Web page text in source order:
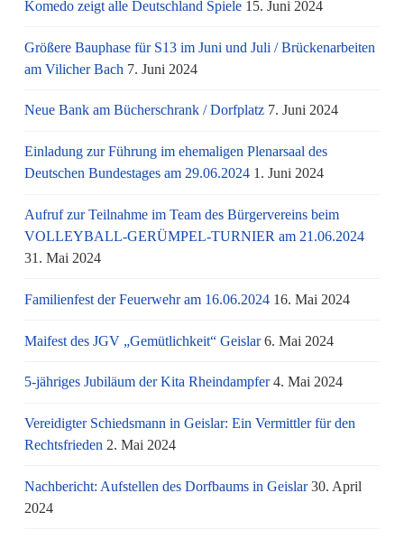
Komedo zeigt alle Deutschland Spiele 15. Juni 2024
Größere Bauphase für S13 im Juni und Juli / Brü­cken­ar­bei­ten
am Vi­li­cher Bach 7. Juni 2024
Neue Bank am Bücherschrank / Dorfplatz 7. Juni 2024
Einladung zur Führung im ehemaligen Plenarsaal des
Deutschen Bundestages am 29.06.2024 1. Juni 2024
Aufruf zur Teilnahme im Team des Bürgervereins beim
VOLLEYBALL-GERÜMPEL-TURNIER am 21.06.2024
31. Mai 2024
Familienfest der Feuerwehr am 16.06.2024 16. Mai 2024
Maifest des JGV „Gemütlichkeit“ Geislar 6. Mai 2024
5-jähriges Jubiläum der Kita Rheindampfer 4. Mai 2024
Vereidigter Schiedsmann in Geislar: Ein Vermittler für den
Rechtsfrieden 2. Mai 2024
Nachbericht: Aufstellen des Dorfbaums in Geislar 30. April
2024